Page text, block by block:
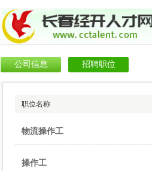
公司信息 招聘职位
职位名称
物流操作工
操作工